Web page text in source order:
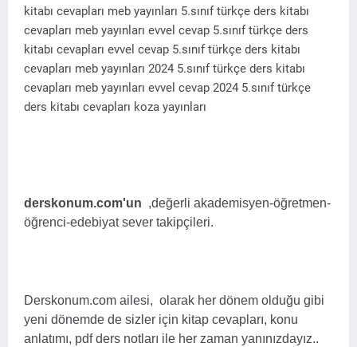
kitabı cevapları meb yayınları 5.sınıf türkçe ders kitabı
cevapları meb yayınları evvel cevap 5.sınıf türkçe ders
kitabı cevapları evvel cevap 5.sınıf türkçe ders kitabı
cevapları meb yayınları 2024 5.sınıf türkçe ders kitabı
cevapları meb yayınları evvel cevap 2024 5.sınıf türkçe
ders kitabı cevapları koza yayınları
derskonum.com'un ,değerli akademisyen-öğretmen-
öğrenci-edebiyat sever takipçileri.
Derskonum.com ailesi, olarak her dönem olduğu gibi
yeni dönemde de sizler için kitap cevapları, konu
anlatımı, pdf ders notları ile her zaman yanınızdayız..